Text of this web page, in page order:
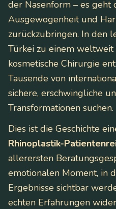
der Nasenform – es geht
Ausgewogenheit und
zurückzubringen. In den
Türkei zu einem
kosmetische Chirurgie
Tausende von
sichere, erschwingliche
Transformationen suchen.
Dies ist die Geschichte
Rhinoplastik-
allerersten
emotionalen Moment, in
Ergebnisse sichtbar
echten Erfahrungen